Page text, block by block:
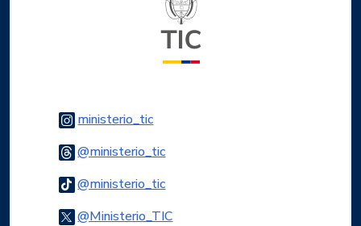
ministerio_ticLogo Instagram
@ministerio_ticLogo Threads
@ministerio_ticLogo Tiktok
@Ministerio_TICLogo Twitter